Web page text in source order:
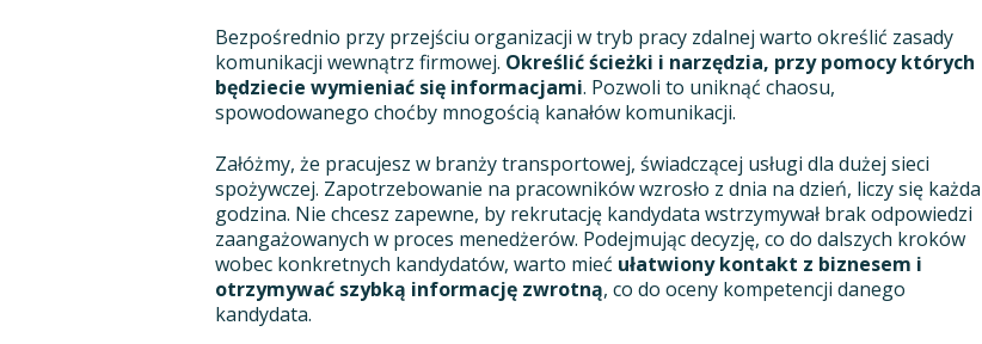
Bezpośrednio przy przejściu organizacji w tryb pracy zdalnej warto określić zasady
komunikacji wewnątrz firmowej. Określić ścieżki i narzędzia, przy pomocy których
będziecie wymieniać się informacjami. Pozwoli to uniknąć chaosu,
spowodowanego choćby mnogością kanałów komunikacji.
Załóżmy, że pracujesz w branży transportowej, świadczącej usługi dla dużej sieci
spożywczej. Zapotrzebowanie na pracowników wzrosło z dnia na dzień, liczy się każda
godzina. Nie chcesz zapewne, by rekrutację kandydata wstrzymywał brak odpowiedzi
zaangażowanych w proces menedżerów. Podejmując decyzję, co do dalszych kroków
wobec konkretnych kandydatów, warto mieć ułatwiony kontakt z biznesem i
otrzymywać szybką informację zwrotną, co do oceny kompetencji danego
kandydata.